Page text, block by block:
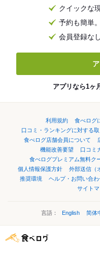
クイックな
予約も簡単
会員登録な
アプリなら1ヶ
利用規約 食べログ
口コミ・ランキングに対する
食べログ店舗会員について
機能改善要望
口コミ
食べログプレミアム無料ク
個人情報保護方針
外部送信（
推奨環境
ヘルプ・お問い合わ
サイト
言語： English 简体